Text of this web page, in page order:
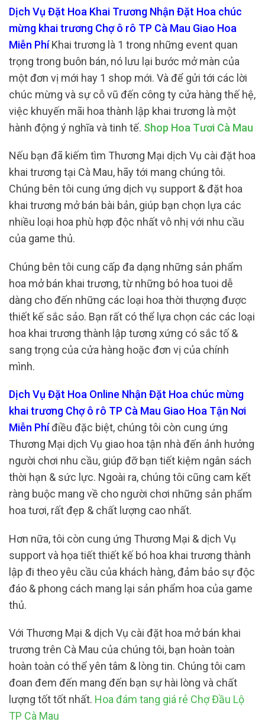
Dịch Vụ Đặt Hoa Khai Trương Nhận Đặt Hoa chúc
mừng khai trương Chợ ô rô TP Cà Mau Giao Hoa
Miễn PhíKhai trương là 1 trong những event quan
trọng trong buôn bán, nó lưu lại bước mở màn của
một đơn vị mới hay 1 shop mới. Và để gửi tới các lời
chúc mừng và sự cỗ vũ đến công ty cửa hàng thế hệ,
việc khuyến mãi hoa thành lập khai trương là một
hành động ý nghĩa và tinh tế. Shop Hoa Tươi Cà Mau
Nếu bạn đã kiếm tìm Thương Mại dịch Vụ cài đặt hoa
khai trương tại Cà Mau, hãy tới mang chúng tôi.
Chúng bên tôi cung ứng dịch vụ support & đặt hoa
khai trương mở bán bài bản, giúp bạn chọn lựa các
nhiều loại hoa phù hợp độc nhất vô nhị với nhu cầu
của game thủ.
Chúng bên tôi cung cấp đa dạng những sản phẩm
hoa mở bán khai trương, từ những bó hoa tuoi dễ
dàng cho đến những các loại hoa thời thượng được
thiết kế sắc sảo. Bạn rất có thể lựa chọn các các loại
hoa khai trương thành lập tương xứng có sắc tố &
sang trọng của cửa hàng hoặc đơn vị của chính
mình.
Dịch Vụ Đặt Hoa Online Nhận Đặt Hoa chúc mừng
khai trương Chợ ô rô TP Cà Mau Giao Hoa Tận Nơi
Miễn Phíđiều đặc biệt, chúng tôi còn cung ứng
Thương Mại dịch Vụ giao hoa tận nhà đến ảnh hưởng
người chơi nhu cầu, giúp đỡ bạn tiết kiệm ngân sách
thời hạn & sức lực. Ngoài ra, chúng tôi cũng cam kết
ràng buộc mang về cho người chơi những sản phẩm
hoa tươi, rất đẹp & chất lượng cao nhất.
Hơn nữa, tôi còn cung ứng Thương Mại & dịch Vụ
support và họa tiết thiết kế bó hoa khai trương thành
lập đi theo yêu cầu của khách hàng, đảm bảo sự độc
đáo & phong cách mang lại sản phẩm hoa của game
thủ.
Với Thương Mại & dịch Vụ cài đặt hoa mở bán khai
trương trên Cà Mau của chúng tôi, bạn hoàn toàn
hoàn toàn có thể yên tâm & lòng tin. Chúng tôi cam
đoan đem đến mang đến bạn sự hài lòng và chất
lượng tốt tốt nhất. Hoa đám tang giá rẻ Chợ Đầu Lộ
TP Cà Mau